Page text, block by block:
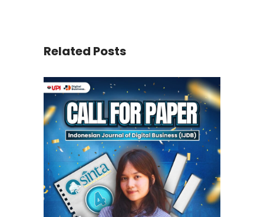
Related Posts